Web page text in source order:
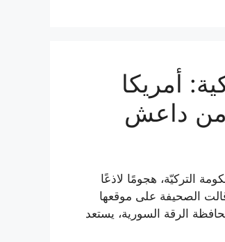
أمريكا
من داعش
التركيّة، هجومًا لاذعًا
الصحيفة على موقعها
الرقة السورية، يستعد